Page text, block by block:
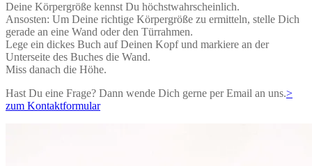
Deine Körpergröße kennst Du höchstwahrscheinlich.
Ansosten: Um Deine richtige Körpergröße zu ermitteln, stelle Dich
gerade an eine Wand oder den Türrahmen.
Lege ein dickes Buch auf Deinen Kopf und markiere an der
Unterseite des Buches die Wand.
Miss danach die Höhe.
Hast Du eine Frage? Dann wende Dich gerne per Email an uns.>
zum Kontaktformular